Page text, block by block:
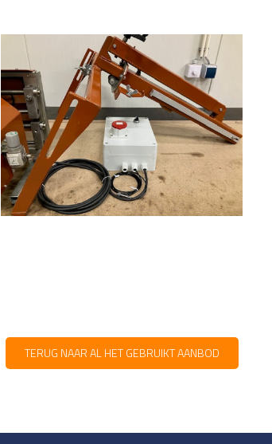
TERUG NAAR AL HET GEBRUIKT AANBOD